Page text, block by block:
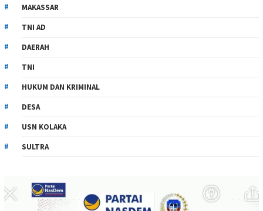
MAKASSAR
TNI AD
DAERAH
TNI
HUKUM DAN KRIMINAL
DESA
USN KOLAKA
SULTRA